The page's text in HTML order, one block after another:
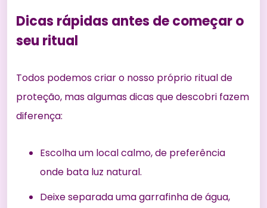
Dicas rápidas antes de começar o
seu ritual
Todos podemos criar o nosso próprio ritual de
proteção, mas algumas dicas que descobri fazem
diferença:
Escolha um local calmo, de preferência
onde bata luz natural.
Deixe separada uma garrafinha de água,